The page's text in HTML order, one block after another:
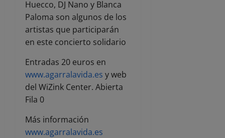
Huecco, DJ Nano y Blanca
Paloma son algunos de los
artistas que participarán
en este concierto solidario
Entradas 20 euros en
www.agarralavida.es y web
del WiZink Center. Abierta
Fila 0
Más información
www.agarralavida.es